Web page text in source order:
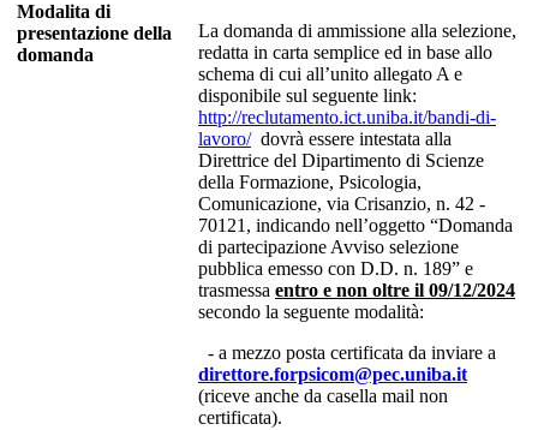
Modalita di
presentazione della
domanda
La domanda di ammissione alla selezione,
redatta in carta semplice ed in base allo
schema di cui all’unito allegato A e
disponibile sul seguente link:
http://reclutamento.ict.uniba.it/bandi-di-
lavoro/dovrà essere intestata alla
Direttrice del Dipartimento di Scienze
della Formazione, Psicologia,
Comunicazione, via Crisanzio, n. 42 -
70121, indicando nell’oggetto “Domanda
di partecipazione Avviso selezione
pubblica emesso con D.D. n. 189” e
trasmessa entro e non oltre il 09/12/2024
secondo la seguente modalità:
- a mezzo posta certificata da inviare a
direttore.forpsicom@pec.uniba.it
(riceve anche da casella mail non
certificata).